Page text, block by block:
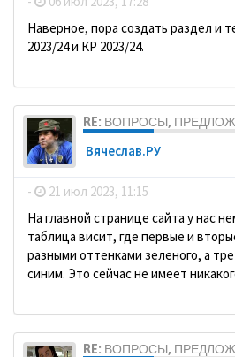
Наверное, пора создать раздел и
2023/24 и КР 2023/24.
RE: ВОПРОСЫ,
Вячеслав.РУ
- 21 июл 2023, 11:15
На главной странице сайта у нас
таблица висит, где первые и
разными оттенками зеленого, а
синим. Это сейчас не имеет
RE: ВОПРОСЫ,